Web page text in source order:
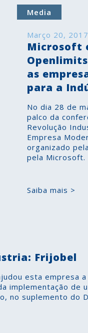
Media
Março 20, 2017
Microsoft
as
para a
No dia 28 de
palco da
Revolução
Empresa
organizado
pela Microsoft.
Saiba mais >
Frijobel
esta empresa
implementação de
no suplemento do